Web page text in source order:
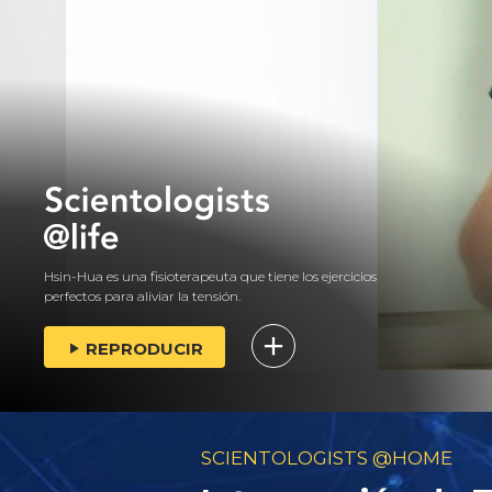
Hsin-Hua es una fisioterapeuta que tiene los ejercicios
perfectos para aliviar la tensión.
REPRODUCIR
SCIENTOLOGISTS @HOME